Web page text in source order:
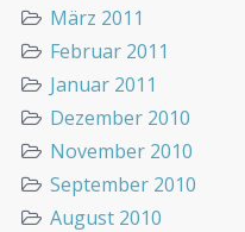
März 2011
Februar 2011
Januar 2011
Dezember 2010
November 2010
September 2010
August 2010